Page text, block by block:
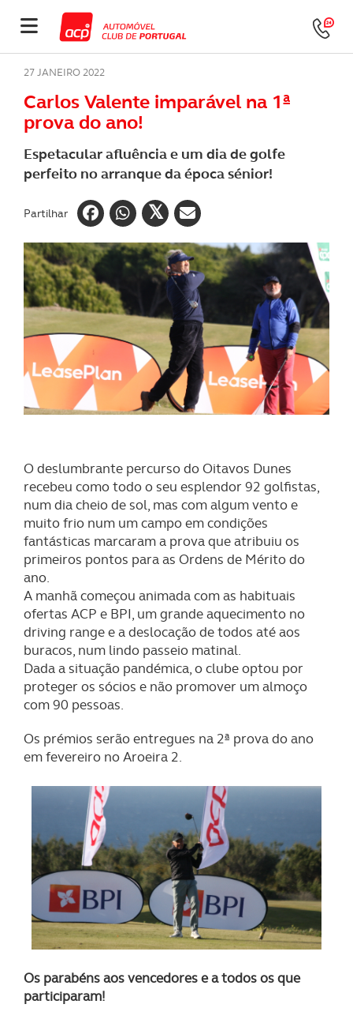
27 JANEIRO 2022
Carlos Valente imparável na 1ª
prova do ano!
Espetacular afluência e um dia de golfe
perfeito no arranque da época sénior!
Partilhar
O deslumbrante percurso do Oitavos Dunes
recebeu como todo o seu esplendor 92 golfistas,
num dia cheio de sol, mas com algum vento e
muito frio num um campo em condições
fantásticas marcaram a prova que atribuiu os
primeiros pontos para as Ordens de Mérito do
ano.
A manhã começou animada com as habituais
ofertas ACP e BPI, um grande aquecimento no
driving range e a deslocação de todos até aos
buracos, num lindo passeio matinal.
Dada a situação pandémica, o clube optou por
proteger os sócios e não promover um almoço
com 90 pessoas.
Os prémios serão entregues na 2ª prova do ano
em fevereiro no Aroeira 2.
Os parabéns aos vencedores e a todos os que
participaram!